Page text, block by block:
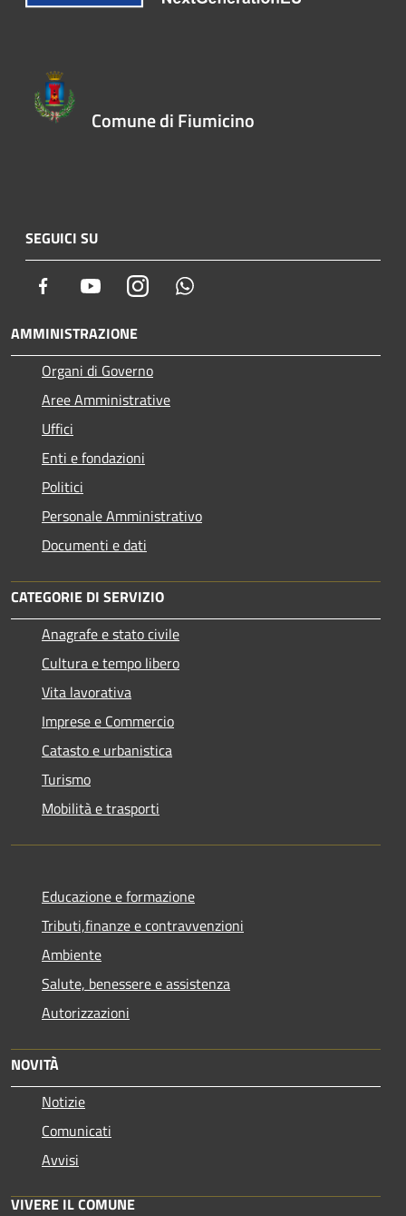
Comune di Fiumicino
SEGUICI SU
Facebook YoutubeInstagram
AMMINISTRAZIONE
Organi di Governo
Aree Amministrative
Uffici
Enti e fondazioni
Politici
Personale Amministrativo
Documenti e dati
CATEGORIE DI SERVIZIO
Anagrafe e stato civile
Cultura e tempo libero
Vita lavorativa
Imprese e Commercio
Catasto e urbanistica
Turismo
Mobilità e trasporti
Educazione e formazione
Tributi,finanze e contravvenzioni
Ambiente
Salute, benessere e assistenza
Autorizzazioni
NOVITÀ
Notizie
Comunicati
Avvisi
VIVERE IL COMUNE